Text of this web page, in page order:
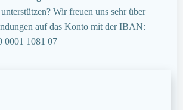
Wir freuen uns sehr über
auf das Konto mit der IBAN:
0001 1081 07